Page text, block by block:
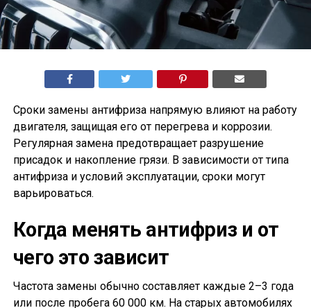
Сроки замены антифриза напрямую влияют на работу
двигателя, защищая его от перегрева и коррозии.
Регулярная замена предотвращает разрушение
присадок и накопление грязи. В зависимости от типа
антифриза и условий эксплуатации, сроки могут
варьироваться.
Когда менять антифриз и от
чего это зависит
Частота замены обычно составляет каждые 2–3 года
или после пробега 60 000 км. На старых автомобилях